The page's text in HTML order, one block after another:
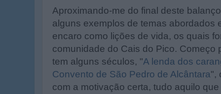
Aproximando-me do final deste
alguns exemplos de temas abordados
encaro como lições de vida, os quais
comunidade do Cais do Pico. Começo
tem alguns séculos, "A lenda dos
Convento de São Pedro de Alcântara",
com a motivação certa, tudo aquilo